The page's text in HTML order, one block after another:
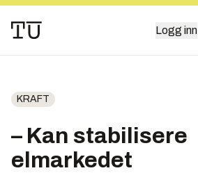
Logg inn
KRAFT
– Kan stabilisere
elmarkedet